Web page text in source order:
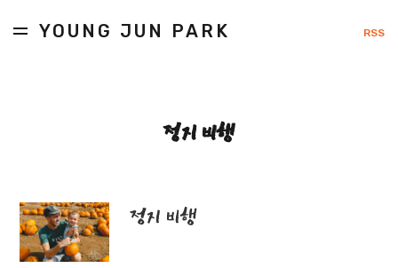
YOUNG JUN PARK RSS
정지 비행
정지 비행